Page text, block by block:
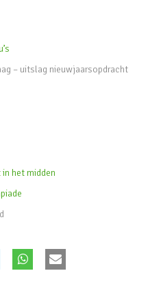
– uitslag nieuwjaarsopdracht
het midden